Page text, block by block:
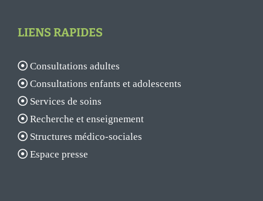
LIENS RAPIDES
Consultations adultes
Consultations enfants et adolescents
Services de soins
Recherche et enseignement
Structures médico-sociales
Espace presse